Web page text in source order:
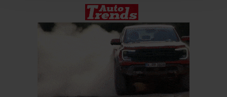
combiner celles-ci avec d’autres informations que vous
leur avez fournies ou qu’ils ont collectées lors de votre
utilisation de leurs services.